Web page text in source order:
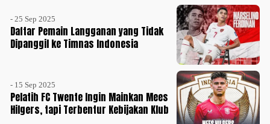
- 25 Sep 2025
Daftar Pemain Langganan yang Tidak
Dipanggil ke Timnas Indonesia
- 15 Sep 2025
Pelatih FC Twente Ingin Mainkan Mees
Hilgers, tapi Terbentur Kebijakan Klub